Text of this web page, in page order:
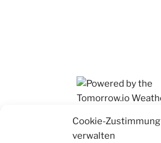
Cookie-Zustimmung
verwalten